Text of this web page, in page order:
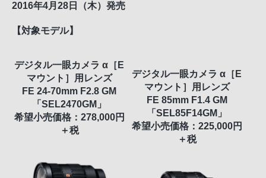
2016年4月28日（木）発売
【対象モデル】
デジタル一眼カメラ α［E
マウント］用レンズ
FE 24-70mm F2.8 GM
「SEL2470GM」
希望小売価格：278,000円
＋税
デジタル一眼カメラ α［E
マウント］用レンズ
FE 85mm F1.4 GM
「SEL85F14GM」
希望小売価格：225,000円
＋税